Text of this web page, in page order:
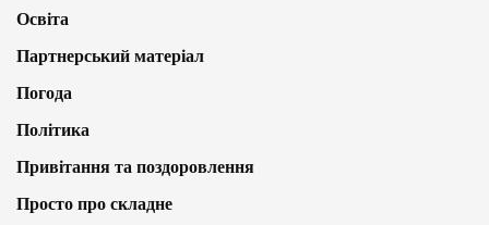
Освіта
Партнерський матеріал
Погода
Політика
Привітання та поздоровлення
Просто про складне